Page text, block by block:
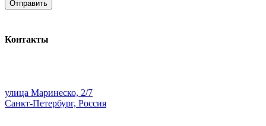
Контакты
улица Маринеско, 2/7
Санкт-Петербург, Россия